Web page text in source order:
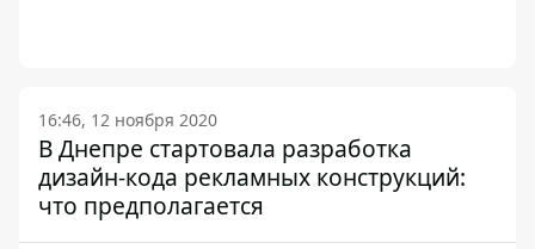
16:46, 12 ноября 2020
В Днепре стартовала разработка
дизайн-кода рекламных конструкций:
что предполагается